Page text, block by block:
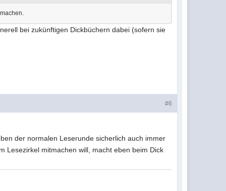
bei zukünftigen Dickbüchern dabei (sofern sie
#6
der normalen Leserunde sicherlich auch immer
Lesezirkel mitmachen will, macht eben beim Dick